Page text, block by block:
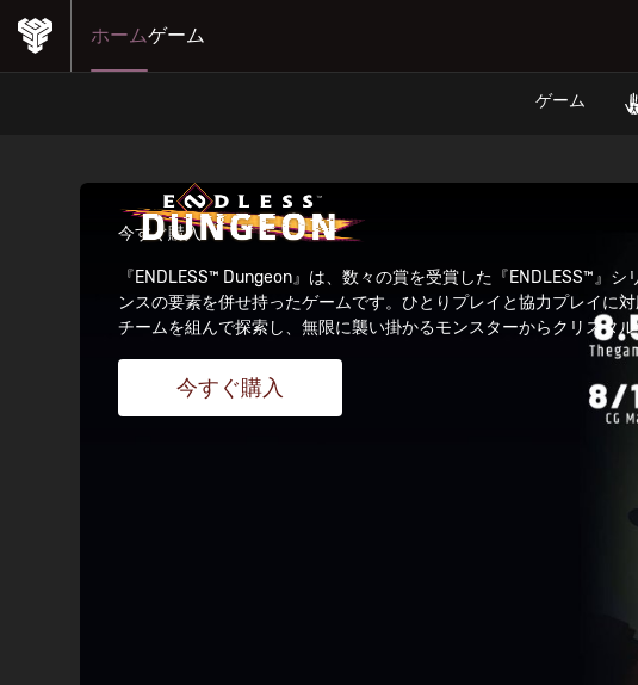
ホームゲーム
ゲーム
今すぐ購入
『ENDLESS™ Dungeon』は、数々の賞を受賞した『ENDLESS™』
ンスの要素を併せ持ったゲームです。ひとりプレイと協力プレイに
チームを組んで探索し、無限に襲い掛かるモンスターからクリスタ
今すぐ購入